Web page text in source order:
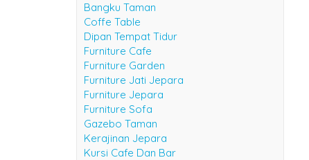
Ayunan Jati Jepara
Bangku Taman
Coffe Table
Dipan Tempat Tidur
Furniture Cafe
Furniture Garden
Furniture Jati Jepara
Furniture Jepara
Furniture Sofa
Gazebo Taman
Kerajinan Jepara